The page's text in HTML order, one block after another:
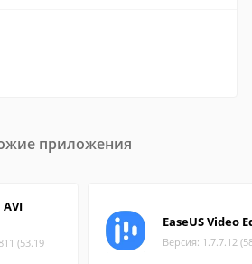
приложения
(53.19
EaseUS Video
Версия: 1.7.7.12